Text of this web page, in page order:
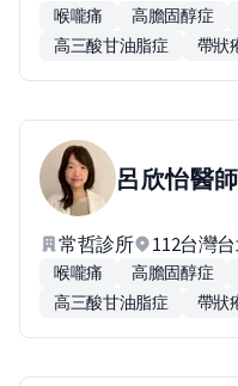
喉嚨痛 高膽固醇症
高三酸甘油脂症
帶狀
呂欣怡醫師
常哲診所 112台灣
喉嚨痛 高膽固醇症
高三酸甘油脂症
帶狀